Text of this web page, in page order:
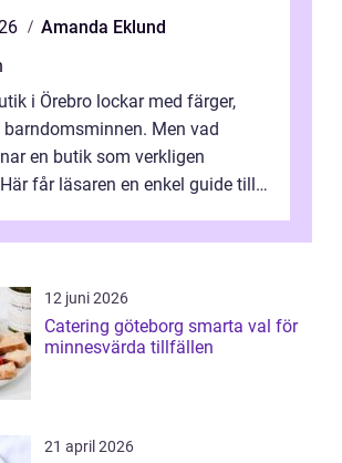
Amanda Eklund
i Örebro lockar med färger,
Men vad
en butik som verkligen
får läsaren en enkel guide till
12 juni 2026
Catering göteborg smarta val för
minnesvärda tillfällen
21 april 2026